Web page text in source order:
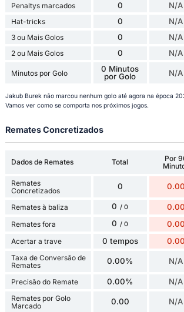
Penaltys marcados 0 N/A
Hat-tricks 0 N/A
3 ou Mais Golos 0 N/A
2 ou Mais Golos 0 N/A
Minutos por Golo
0 Minutos
por Golo
N/A
Jakub Burek não marcou nenhum golo até agora na época
Vamos ver como se comporta nos próximos jogos.
Remates Concretizados
Dados de Remates Total
Por
Remates
Concretizados
0 0.00
Remates à baliza 0 / 0 0.00
Remates fora 0 / 0 0.00
Acertar a trave 0 tempos 0.00
Taxa de Conversão de
Remates
0.00% N/A
Precisão do Remate 0.00% N/A
Remates por Golo
Marcado
0.00 N/A